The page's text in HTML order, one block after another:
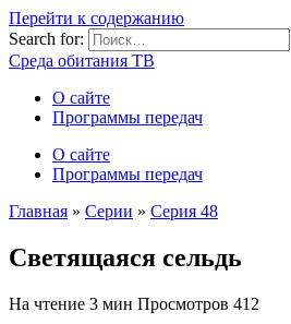
Перейти к содержанию
Search for:
Среда обитания ТВ
О сайте
Программы передач
О сайте
Программы передач
Главная » Серии » Серия 48
Светящаяся сельдь
На чтение 3 мин Просмотров 412